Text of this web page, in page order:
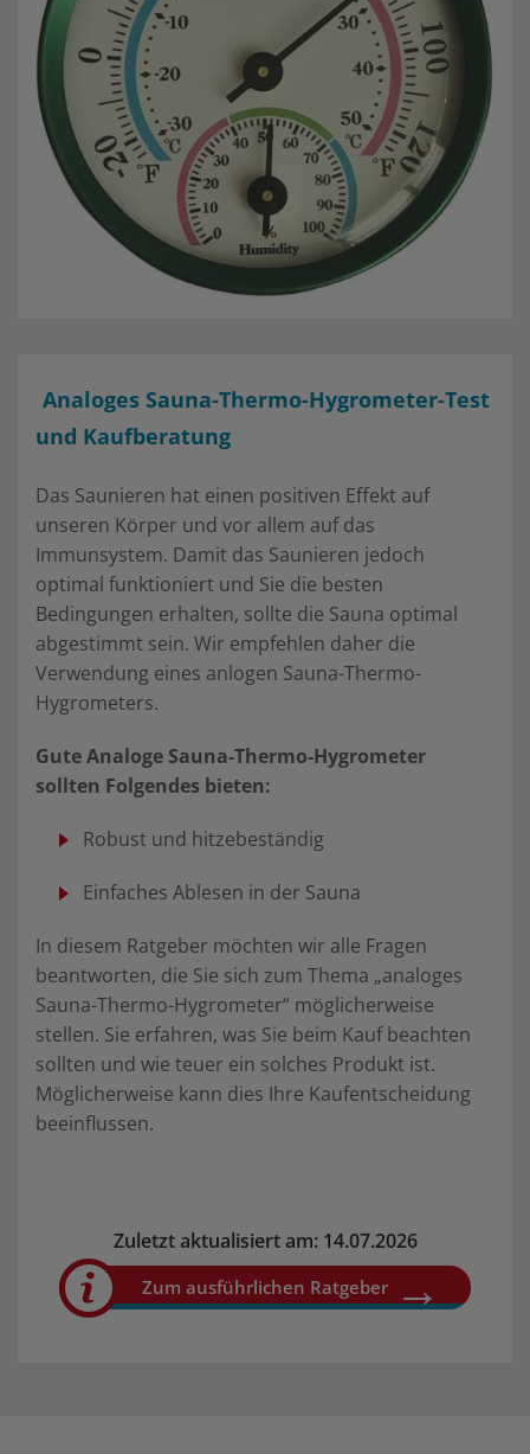
Analoges Sauna-Thermo-Hygrometer-Test
und Kaufberatung
Das Saunieren hat einen positiven Effekt auf
unseren Körper und vor allem auf das
Immunsystem. Damit das Saunieren jedoch
optimal funktioniert und Sie die besten
Bedingungen erhalten, sollte die Sauna optimal
abgestimmt sein. Wir empfehlen daher die
Verwendung eines anlogen Sauna-Thermo-
Hygrometers.
Gute Analoge Sauna-Thermo-Hygrometer
sollten Folgendes bieten:
Robust und hitzebeständig
Einfaches Ablesen in der Sauna
In diesem Ratgeber möchten wir alle Fragen
beantworten, die Sie sich zum Thema „analoges
Sauna-Thermo-Hygrometer“ möglicherweise
stellen. Sie erfahren, was Sie beim Kauf beachten
sollten und wie teuer ein solches Produkt ist.
Möglicherweise kann dies Ihre Kaufentscheidung
beeinflussen.
Zuletzt aktualisiert am: 14.07.2026
Zum ausführlichen Ratgeber